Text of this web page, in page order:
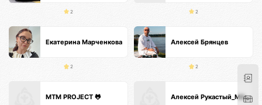
2 2
Екатерина Марченкова
2
Алексей Брянцев
2
MTM PROJECT 🐸 Алексей Рукастый_МАССАЖИСТ